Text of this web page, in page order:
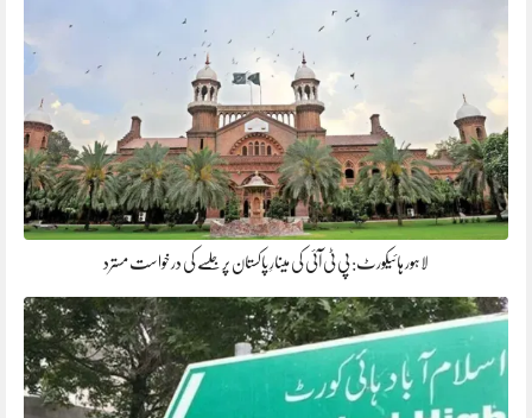
لاہور ہائیکورٹ: پی ٹی آئی کی مینارِ پاکستان پر جلسے کی درخواست مسترد